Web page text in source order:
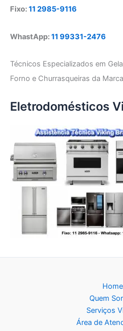
Fixo:11 2985-9116
WhastApp:11 99331-2476
Técnicos Especializados em
Forno e Churrasqueiras da
Eletrodomésticos
Home
Quem
Serviços
Área de